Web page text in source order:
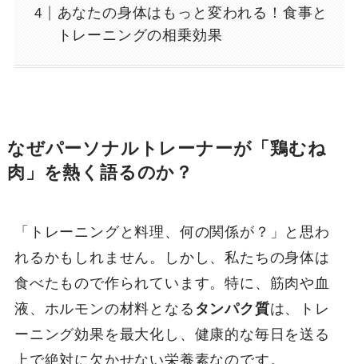
あなたの身体はもっと変われる！食事と
トレーニングの相乗効果
なぜパーソナルトレーナーが「鶏むね
肉」を熱く語るのか？
「トレーニングと料理、何の関係が？」と思わ
れるかもしれません。しかし、私たちの身体は
食べたもので作られています。特に、筋肉や血
液、ホルモンの材料となる タンパク質は、トレ
ーニング効果を最大化し、健康的な毎日を送る
上で絶対に欠かせない栄養素なのです。